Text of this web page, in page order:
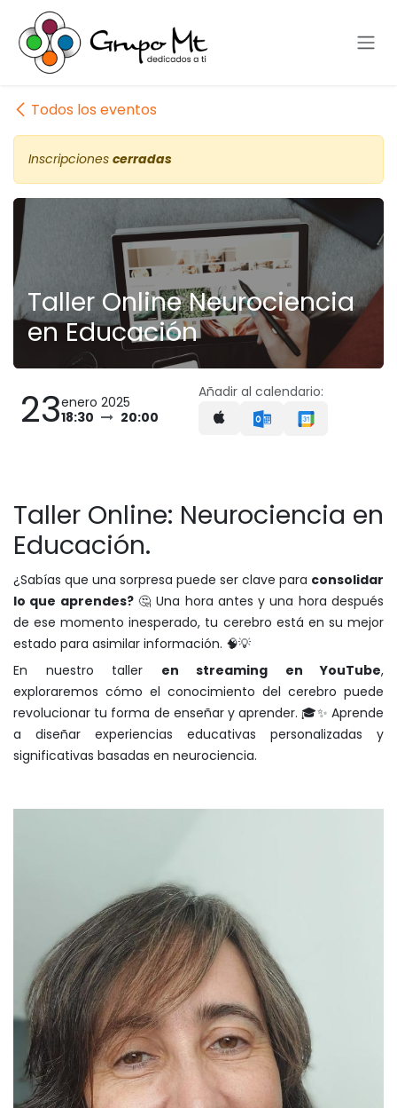
Ir al contenido
Todos los eventos
Inscripciones cerradas
Taller Online Neurociencia
en Educación
23enero 2025
18:30
20:00
Añadir al calendario:
Taller Online: Neurociencia en
Educación.
¿Sabías que una sorpresa puede ser clave para consolidar
lo que aprendes?🤔 Una hora antes y una hora después
de ese momento inesperado, tu cerebro está en su mejor
estado para asimilar información. 🧠💡
En nuestro taller en streaming en YouTube,
exploraremos cómo el conocimiento del cerebro puede
revolucionar tu forma de enseñar y aprender. 🎓✨ Aprende
a diseñar experiencias educativas personalizadas y
significativas basadas en neurociencia.